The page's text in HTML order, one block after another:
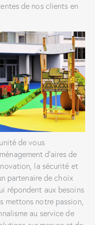
de nos clients en
de vous
d’aires de
la sécurité et
partenaire de choix
répondent aux besoins
mettons notre passion,
au service de